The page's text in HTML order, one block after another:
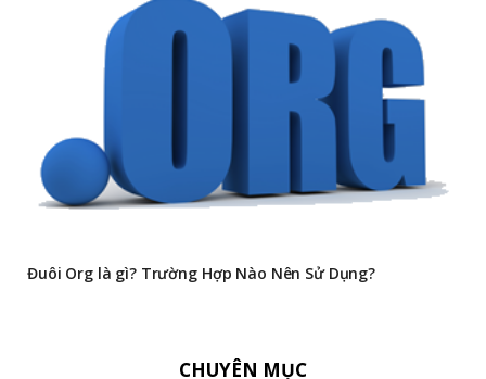
Đuôi Org là gì? Trường Hợp Nào Nên Sử Dụng?
CHUYÊN MỤC